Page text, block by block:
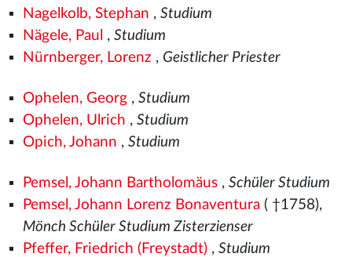
Nagelkolb, Stephan , Studium
Nägele, Paul , Studium
Nürnberger, Lorenz , Geistlicher Priester
Ophelen, Georg, Studium
Ophelen, Ulrich , Studium
Opich, Johann , Studium
Pemsel, Johann Bartholomäus, Schüler Studium
Pemsel, Johann Lorenz Bonaventura( †1758),
Mönch Schüler Studium Zisterzienser
Pfeffer, Friedrich (Freystadt), Studium